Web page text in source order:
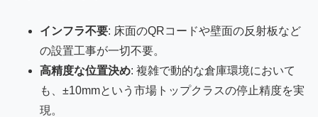
インフラ不要: 床面のQRコードや壁面の反射板など
の設置工事が一切不要。
高精度な位置決め: 複雑で動的な倉庫環境において
も、±10mmという市場トップクラスの停止精度を実
現。